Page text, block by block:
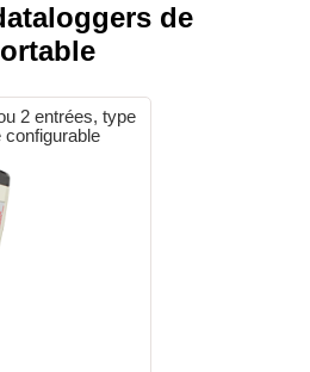
de
2 entrées, type
configurable